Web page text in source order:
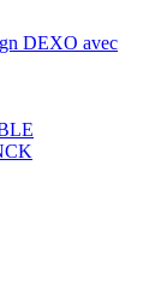
DEXO avec